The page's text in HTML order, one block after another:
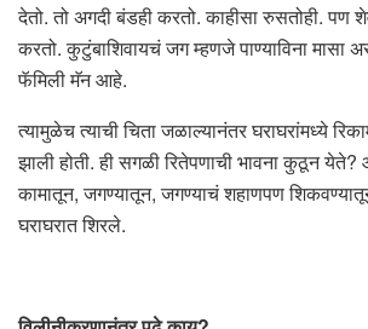
देतो. तो अगदी बंडही करतो. काहीसा रुसतोही. पण
करतो. कुटुंबाशिवायचं जग म्हणजे पाण्याविना मासा
फॅमिली मॅन आहे.
त्यामुळेच त्याची चिता जळाल्यानंतर घराघरांमध्ये
झाली होती. ही सगळी रितेपणाची भावना कुठून येते?
कामातून, जगण्यातून, जगण्याचं शहाणपण
घराघरात शिरले.